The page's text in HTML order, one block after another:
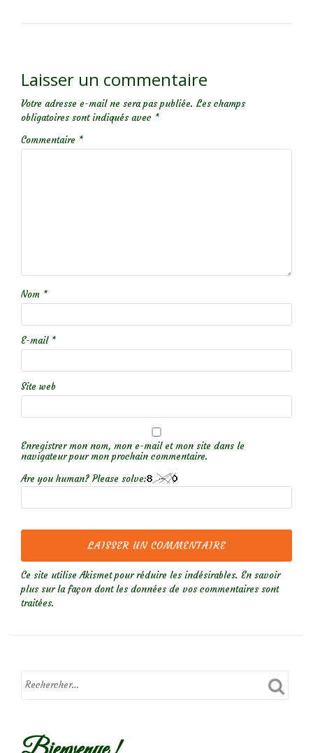
Laisser un commentaire
Votre adresse e-mail ne sera pas publiée. Les champs
obligatoires sont indiqués avec *
Commentaire *
Nom *
E-mail *
Site web
Enregistrer mon nom, mon e-mail et mon site dans le
navigateur pour mon prochain commentaire.
Are you human? Please solve:
Ce site utilise Akismet pour réduire les indésirables. En savoir
plus sur la façon dont les données de vos commentaires sont
traitées.